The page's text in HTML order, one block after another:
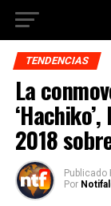
TENDENCIAS
La
2018
Publicado
Por